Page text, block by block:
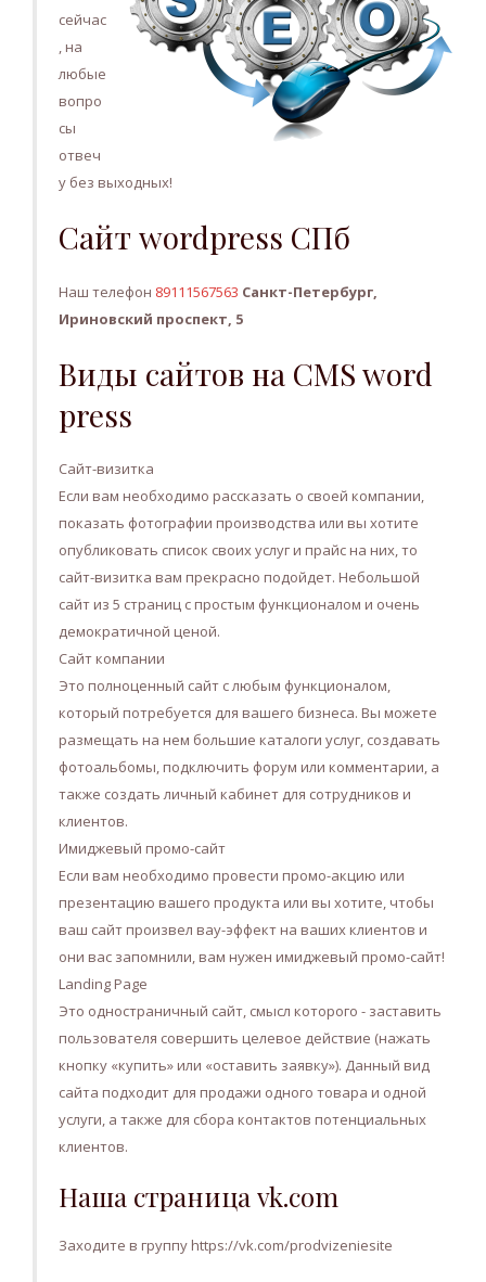
сейчас
, на
любые
вопро
сы
отвеч
у без выходных!
Сайт wordpress СПб
Наш телефон 89111567563 Санкт-Петербург,
Ириновский проспект, 5
Виды сайтов на CMS word
press
Сайт-визитка
Если вам необходимо рассказать о своей компании,
показать фотографии производства или вы хотите
опубликовать список своих услуг и прайс на них, то
сайт-визитка вам прекрасно подойдет. Небольшой
сайт из 5 страниц с простым функционалом и очень
демократичной ценой.
Сайт компании
Это полноценный сайт с любым функционалом,
который потребуется для вашего бизнеса. Вы можете
размещать на нем большие каталоги услуг, создавать
фотоальбомы, подключить форум или комментарии, а
также создать личный кабинет для сотрудников и
клиентов.
Имиджевый промо-сайт
Если вам необходимо провести промо-акцию или
презентацию вашего продукта или вы хотите, чтобы
ваш сайт произвел вау-эффект на ваших клиентов и
они вас запомнили, вам нужен имиджевый промо-сайт!
Landing Page
Это одностраничный сайт, смысл которого - заставить
пользователя совершить целевое действие (нажать
кнопку «купить» или «оставить заявку»). Данный вид
сайта подходит для продажи одного товара и одной
услуги, а также для сбора контактов потенциальных
клиентов.
Наша страница vk.com
Заходите в группу https://vk.com/prodvizeniesite